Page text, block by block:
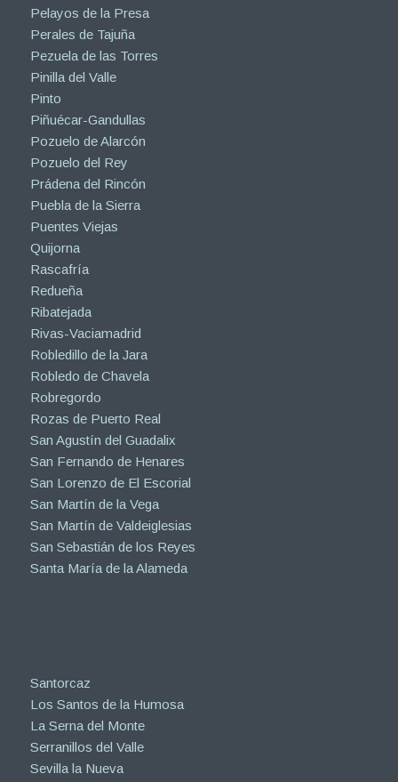
Pelayos de la Presa
Perales de Tajuña
Pezuela de las Torres
Pinilla del Valle
Pinto
Piñuécar-Gandullas
Pozuelo de Alarcón
Pozuelo del Rey
Prádena del Rincón
Puebla de la Sierra
Puentes Viejas
Quijorna
Rascafría
Redueña
Ribatejada
Rivas-Vaciamadrid
Robledillo de la Jara
Robledo de Chavela
Robregordo
Rozas de Puerto Real
San Agustín del Guadalix
San Fernando de Henares
San Lorenzo de El Escorial
San Martín de la Vega
San Martín de Valdeiglesias
San Sebastián de los Reyes
Santa María de la Alameda
Santorcaz
Los Santos de la Humosa
La Serna del Monte
Serranillos del Valle
Sevilla la Nueva